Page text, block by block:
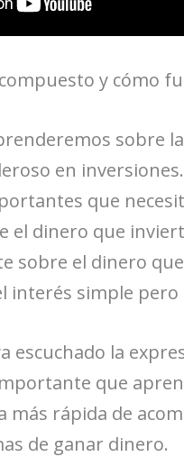
y cómo
sobre
en
que
el dinero que
sobre el dinero
interés simple
escuchado la
que
más rápida de
de ganar dinero.